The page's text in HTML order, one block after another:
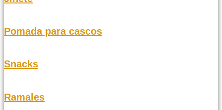
Pomada para cascos
Snacks
Ramales